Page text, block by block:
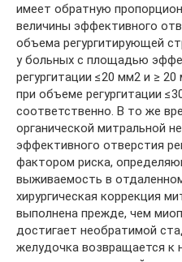
имеет обратную
величины эффективного
объема регургитирующей
у больных с площадью
регургитации ≤20 мм2 и ≥
при объеме регургитации
соответственно. В то же
органической митральной
эффективного отверстия
фактором риска,
выживаемость в
хирургическая коррекция
выполнена прежде, чем
достигает необратимой
желудочка возвращается к